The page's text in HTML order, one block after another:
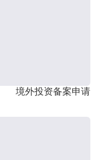
境外投资备案申请